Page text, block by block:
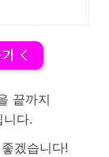
끝까지
다.
겠습니다!